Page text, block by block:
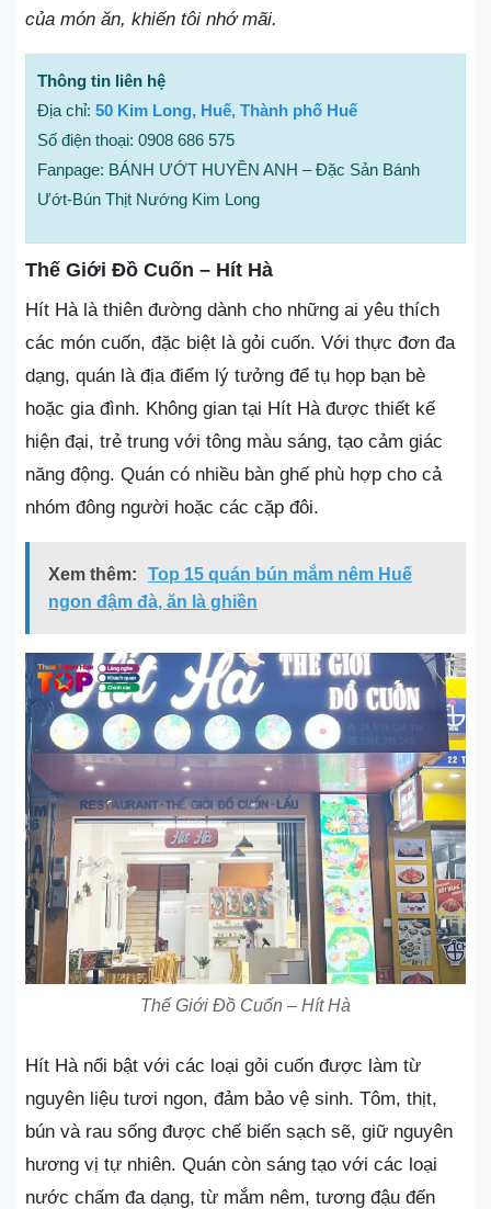
của món ăn, khiến tôi nhớ mãi.
Thông tin liên hệ
Địa chỉ: 50 Kim Long, Huế, Thành phố Huế
Số điện thoại: 0908 686 575
Fanpage: BÁNH ƯỚT HUYỀN ANH – Đặc Sản Bánh
Ướt-Bún Thịt Nướng Kim Long
Thế Giới Đồ Cuốn – Hít Hà
Hít Hà là thiên đường dành cho những ai yêu thích
các món cuốn, đặc biệt là gỏi cuốn. Với thực đơn đa
dạng, quán là địa điểm lý tưởng để tụ họp bạn bè
hoặc gia đình. Không gian tại Hít Hà được thiết kế
hiện đại, trẻ trung với tông màu sáng, tạo cảm giác
năng động. Quán có nhiều bàn ghế phù hợp cho cả
nhóm đông người hoặc các cặp đôi.
Xem thêm:
Top 15 quán bún mắm nêm Huế
ngon đậm đà, ăn là ghiền
Thế Giới Đồ Cuốn – Hít Hà
Hít Hà nổi bật với các loại gỏi cuốn được làm từ
nguyên liệu tươi ngon, đảm bảo vệ sinh. Tôm, thịt,
bún và rau sống được chế biến sạch sẽ, giữ nguyên
hương vị tự nhiên. Quán còn sáng tạo với các loại
nước chấm đa dạng, từ mắm nêm, tương đậu đến